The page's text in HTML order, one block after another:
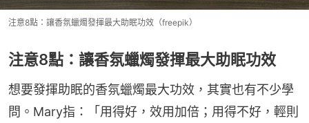
注意8點：讓香氛蠟燭發揮最大助眠功效（freepik）
注意8點：讓香氛蠟燭發揮最大助眠功效
想要發揮助眠的香氛蠟燭最大功效，其實也有不少學
問。Mary指：「用得好，效用加倍；用得不好，輕則